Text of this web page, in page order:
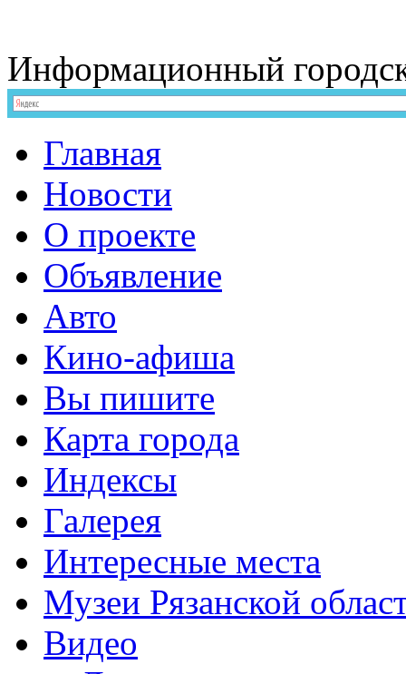
Информационный
Главная
Новости
О проекте
Объявление
Авто
Кино-афиша
Вы пишите
Карта города
Индексы
Галерея
Интересные места
Музеи Рязанской
Видео